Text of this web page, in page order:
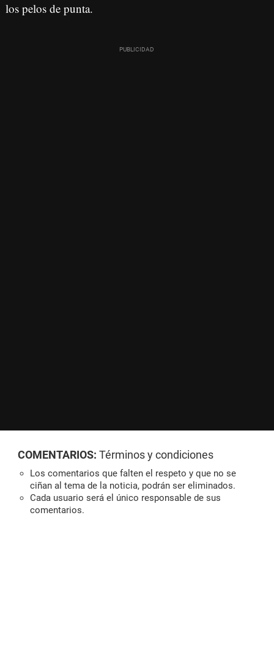
los pelos de punta.
COMENTARIOS: Términos y condiciones
Los comentarios que falten el respeto y que no se
ciñan al tema de la noticia, podrán ser eliminados.
Cada usuario será el único responsable de sus
comentarios.